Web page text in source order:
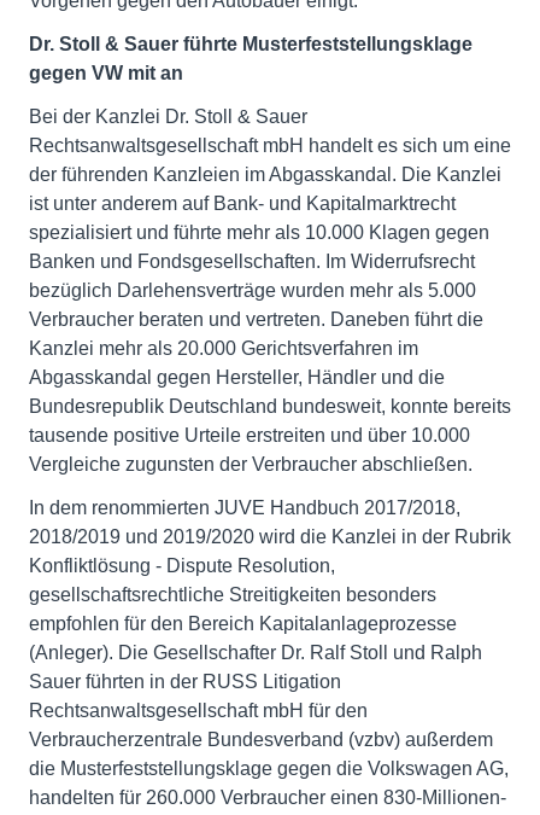
Dr. Stoll & Sauer führte Musterfeststellungsklage
gegen VW mit an
Bei der Kanzlei Dr. Stoll & Sauer
Rechtsanwaltsgesellschaft mbH handelt es sich um eine
der führenden Kanzleien im Abgasskandal. Die Kanzlei
ist unter anderem auf Bank- und Kapitalmarktrecht
spezialisiert und führte mehr als 10.000 Klagen gegen
Banken und Fondsgesellschaften. Im Widerrufsrecht
bezüglich Darlehensverträge wurden mehr als 5.000
Verbraucher beraten und vertreten. Daneben führt die
Kanzlei mehr als 20.000 Gerichtsverfahren im
Abgasskandal gegen Hersteller, Händler und die
Bundesrepublik Deutschland bundesweit, konnte bereits
tausende positive Urteile erstreiten und über 10.000
Vergleiche zugunsten der Verbraucher abschließen.
In dem renommierten JUVE Handbuch 2017/2018,
2018/2019 und 2019/2020 wird die Kanzlei in der Rubrik
Konfliktlösung - Dispute Resolution,
gesellschaftsrechtliche Streitigkeiten besonders
empfohlen für den Bereich Kapitalanlageprozesse
(Anleger). Die Gesellschafter Dr. Ralf Stoll und Ralph
Sauer führten in der RUSS Litigation
Rechtsanwaltsgesellschaft mbH für den
Verbraucherzentrale Bundesverband (vzbv) außerdem
die Musterfeststellungsklage gegen die Volkswagen AG,
handelten für 260.000 Verbraucher einen 830-Millionen-